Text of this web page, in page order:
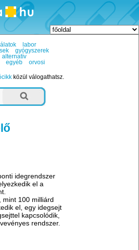
labor
gyógyszerek
alternatív
egyéb
orvosi
közül válogathatsz.
idegrendszer
el a
mint 100 milliárd
el, egy idegsejt
kapcsolódik,
rendszer.